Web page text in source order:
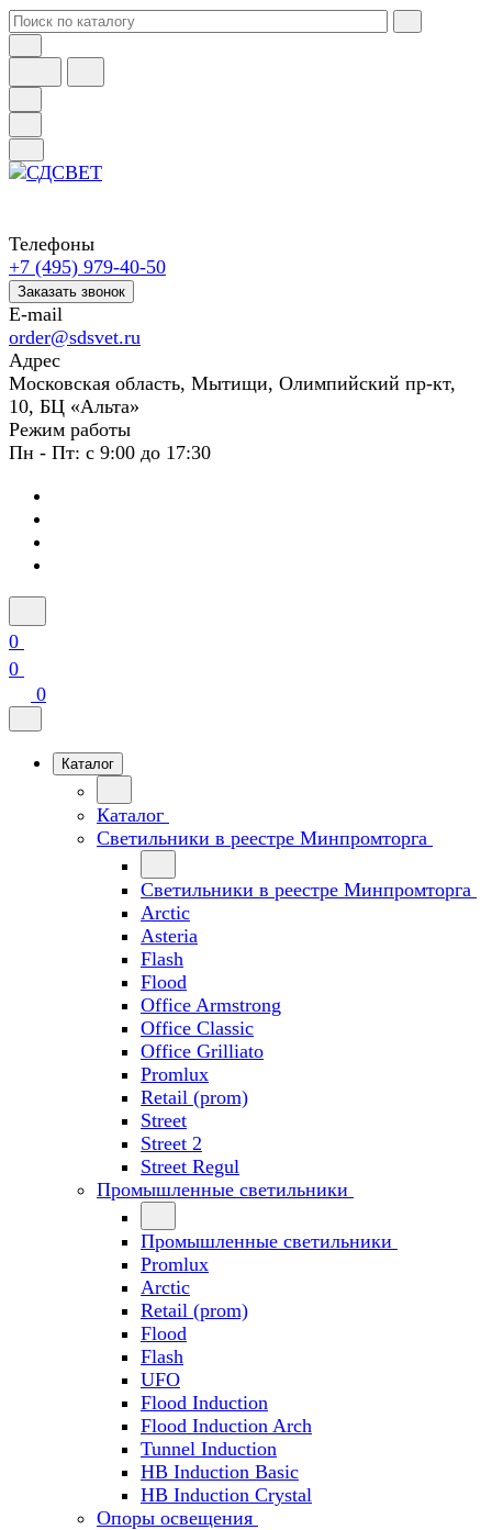
Телефоны
+7 (495) 979-40-50
Заказать звонок
E-mail
order@sdsvet.ru
Адрес
Московская область, Мытищи, Олимпийский пр-кт,
10, БЦ «Альта»
Режим работы
Пн - Пт: с 9:00 до 17:30
0
0
0
Каталог
Каталог
Светильники в реестре Минпромторга
Светильники в реестре Минпромторга
Arctic
Asteria
Flash
Flood
Office Armstrong
Office Classic
Office Grilliato
Promlux
Retail (prom)
Street
Street 2
Street Regul
Промышленные светильники
Промышленные светильники
Promlux
Arctic
Retail (prom)
Flood
Flash
UFO
Flood Induction
Flood Induction Arch
Tunnel Induction
HB Induction Basic
HB Induction Crystal
Опоры освещения